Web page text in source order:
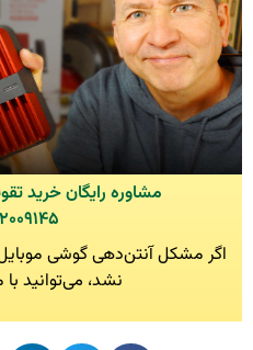
مشاوره رایگان خرید
۰۲۱-
اگر مشکل آنتن‌دهی گوشی موبایل
نشد، می‌توانید